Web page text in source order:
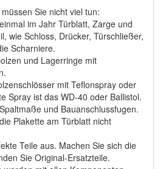
Sie nicht viel tun:
im Jahr Türblatt, Zarge und
wie Schloss, Drücker, Türschließer,
Scharniere.
und Lagerringe mit
mit Teflonspray oder
Spray ist das WD-40 oder Ballistol.
und Bauanschlussfugen.
Plakette am Türblatt nicht
Teile aus. Machen Sie sich die
Sie Original-Ersatzteile.